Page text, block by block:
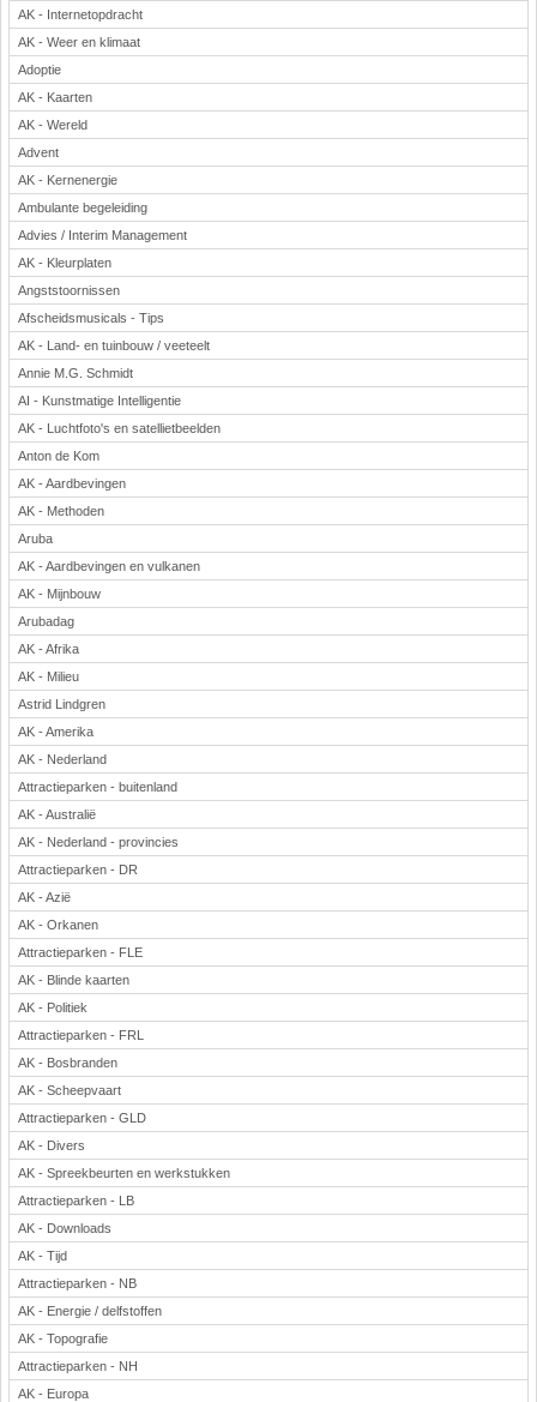
AK - Internetopdracht
AK - Weer en klimaat
Adoptie
AK - Kaarten
AK - Wereld
Advent
AK - Kernenergie
Ambulante begeleiding
Advies / Interim Management
AK - Kleurplaten
Angststoornissen
Afscheidsmusicals - Tips
AK - Land- en tuinbouw / veeteelt
Annie M.G. Schmidt
AI - Kunstmatige Intelligentie
AK - Luchtfoto's en satellietbeelden
Anton de Kom
AK - Aardbevingen
AK - Methoden
Aruba
AK - Aardbevingen en vulkanen
AK - Mijnbouw
Arubadag
AK - Afrika
AK - Milieu
Astrid Lindgren
AK - Amerika
AK - Nederland
Attractieparken - buitenland
AK - Australië
AK - Nederland - provincies
Attractieparken - DR
AK - Azië
AK - Orkanen
Attractieparken - FLE
AK - Blinde kaarten
AK - Politiek
Attractieparken - FRL
AK - Bosbranden
AK - Scheepvaart
Attractieparken - GLD
AK - Divers
AK - Spreekbeurten en werkstukken
Attractieparken - LB
AK - Downloads
AK - Tijd
Attractieparken - NB
AK - Energie / delfstoffen
AK - Topografie
Attractieparken - NH
AK - Europa